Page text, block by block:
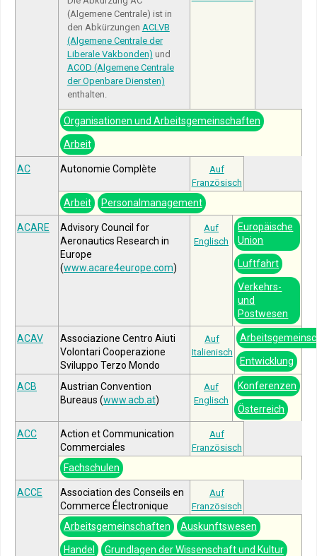
(Algemene Centrale) ist in
den Abkürzungen ACLVB
(Algemene Centrale der
Liberale Vakbonden) und
ACOD (Algemene Centrale
der Openbare Diensten)
enthalten.
Organisationen und Arbeitsgemeinschaften
Arbeit
AC Autonomie Complète
Auf
Französisch
Arbeit Personalmanagement
ACARE
Advisory Council for
Aeronautics Research in
Europe
(www.acare4europe.com)
Auf
Englisch
Europäische
Union
Luftfahrt
Verkehrs-
und
Postwesen
ACAV
Associazione Centro Aiuti
Volontari Cooperazione
Sviluppo Terzo Mondo
Auf
Italienisch
Entwicklung
ACB
Austrian Convention
Bureaus (www.acb.at)
Auf
Englisch
Konferenzen
Österreich
ACC
Action et Communication
Commerciales
Auf
Französisch
Fachschulen
ACCE
Association des Conseils en
Commerce Électronique
Auf
Französisch
Arbeitsgemeinschaften Auskunftswesen
Handel Grundlagen der Wissenschaft und Kultur